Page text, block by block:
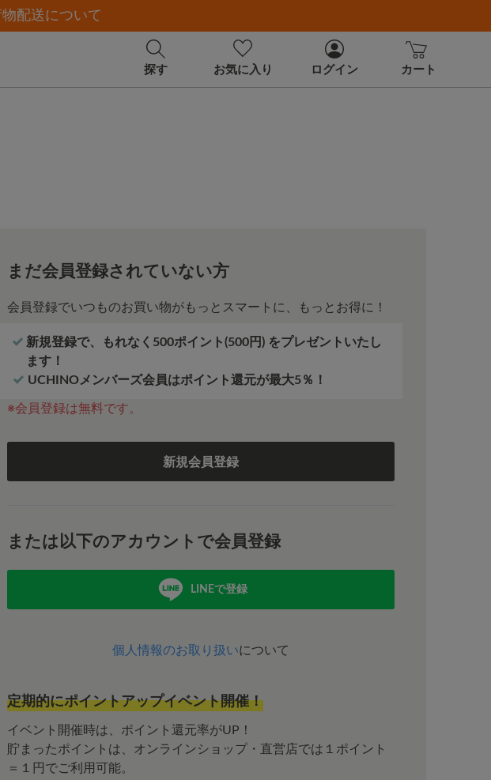
ジャマが追加！
知らせ
配送について
ジャマが追加！
知らせ
ログイン カート
お気に入り
探す
まだ会員登録されていない方
会員登録でいつものお買い物がもっとスマートに、もっとお得に！
新規登録で、もれなく500ポイント(500円) をプレゼントいたし
ます！
UCHINOメンバーズ会員はポイント還元が最大5％！
※会員登録は無料です。
新規会員登録
または以下のアカウントで会員登録
LINEで登録
個人情報のお取り扱いについて
定期的にポイントアップイベント開催！
イベント開催時は、ポイント還元率がUP！
貯まったポイントは、オンラインショップ・直営店では１ポイント
＝１円でご利用可能。